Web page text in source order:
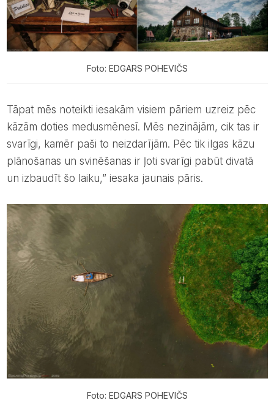
Foto: EDGARS POHEVIČS
Tāpat mēs noteikti iesakām visiem pāriem uzreiz pēc
kāzām doties medusmēnesī. Mēs nezinājām, cik tas ir
svarīgi, kamēr paši to neizdarījām. Pēc tik ilgas kāzu
plānošanas un svinēšanas ir ļoti svarīgi pabūt divatā
un izbaudīt šo laiku,” iesaka jaunais pāris.
Foto: EDGARS POHEVIČS